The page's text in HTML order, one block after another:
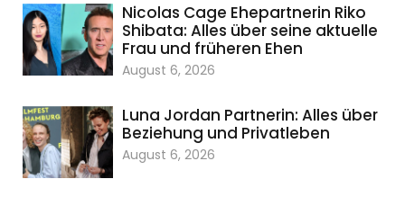
Nicolas Cage Ehepartnerin Riko
Shibata: Alles über seine aktuelle
Frau und früheren Ehen
August 6, 2026
Luna Jordan Partnerin: Alles über
Beziehung und Privatleben
August 6, 2026